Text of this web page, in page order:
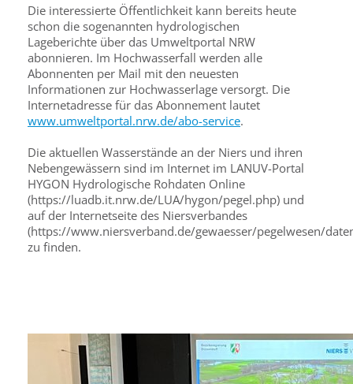
Die interessierte Öffentlichkeit kann bereits heute
schon die so­genannten hydrologischen
Lageberichte über das Umweltportal NRW
abonnieren. Im Hochwasserfall werden alle
Abonnenten per Mail mit den neuesten
Informationen zur Hochwasserlage versorgt. Die
Inter­netadresse für das Abonnement lautet
www.umwelt­portal.nrw.de/abo-service.
Die aktuellen Wasserstände an der Niers und ihren
Nebengewässern sind im Internet im LANUV-Portal
HYGON Hydrologische Rohdaten Online
(https://luadb.it.nrw.de/LUA/hygon/pegel.php) und
auf der Internetseite des Niersverbandes
(https://www.niersverband.de/gewaesser/pegelwesen/
zu finden.